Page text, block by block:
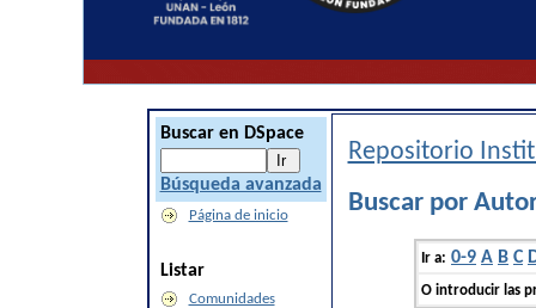
Buscar en DSpace
Búsqueda avanzada
Página de inicio
Listar
Comunidades
Repositorio
Buscar por
Ir a: 0-9 A B C
O introducir las